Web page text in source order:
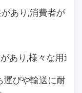
あり,消費者が
あり,様々な用途
運びや輸送に耐